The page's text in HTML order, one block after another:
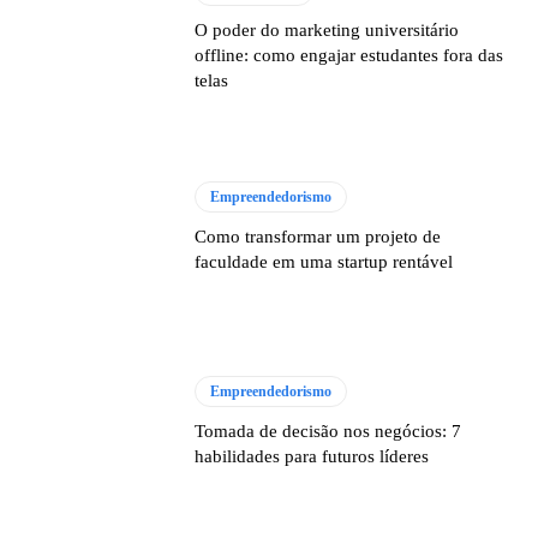
O poder do marketing universitário
offline: como engajar estudantes fora das
telas
Empreendedorismo
Como transformar um projeto de
faculdade em uma startup rentável
Empreendedorismo
Tomada de decisão nos negócios: 7
habilidades para futuros líderes